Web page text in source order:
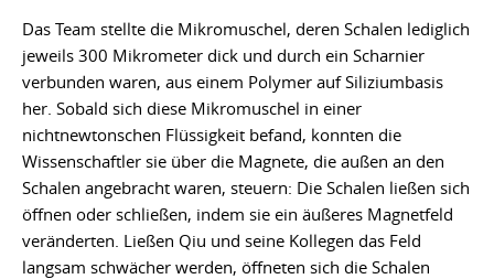
Das Team stellte die Mikromuschel, deren Schalen lediglich
jeweils 300 Mikrometer dick und durch ein Scharnier
verbunden waren, aus einem Polymer auf Siliziumbasis
her. Sobald sich diese Mikromuschel in einer
nichtnewtonschen Flüssigkeit befand, konnten die
Wissenschaftler sie über die Magnete, die außen an den
Schalen angebracht waren, steuern: Die Schalen ließen sich
öffnen oder schließen, indem sie ein äußeres Magnetfeld
veränderten. Ließen Qiu und seine Kollegen das Feld
langsam schwächer werden, öffneten sich die Schalen